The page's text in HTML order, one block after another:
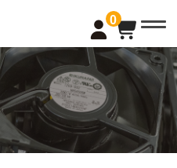
0
t
o
g
l
e
a
v
i
g
a